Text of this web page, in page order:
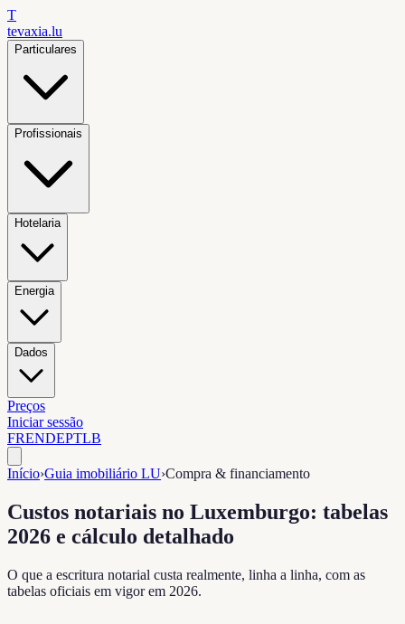
T
tevaxia.lu
Particulares
Profissionais
Hotelaria
Energia
Dados
Preços
Iniciar sessão
FRENDEPTLB
Início›Guia imobiliário LU›Compra & financiamento
Custos notariais no Luxemburgo: tabelas
2026 e cálculo detalhado
O que a escritura notarial custa realmente, linha a linha, com as
tabelas oficiais em vigor em 2026.